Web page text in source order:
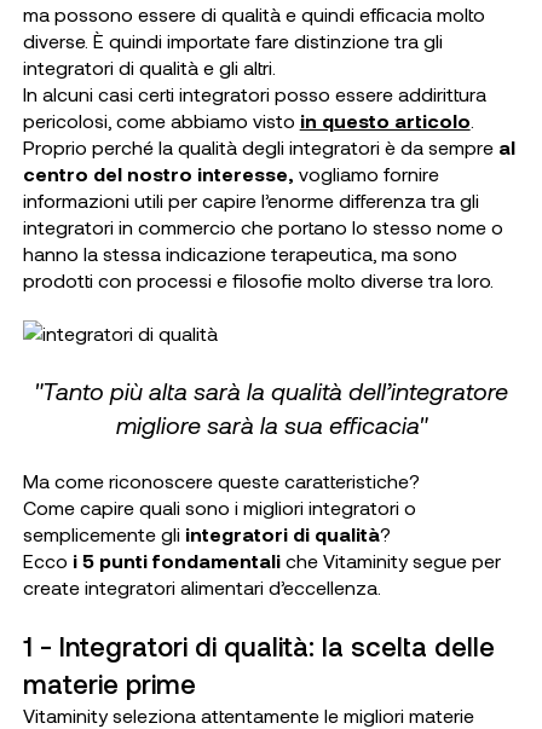
ma possono essere di qualità e quindi efficacia molto
diverse. È quindi importate fare distinzione tra gli
integratori di qualità e gli altri.
In alcuni casi certi integratori posso essere addirittura
pericolosi, come abbiamo visto in questo articolo
Proprio perché la qualità degli integratori è da sempre al
centro del nostro interesse, vogliamo fornire
informazioni utili per capire l’enorme differenza tra gli
integratori in commercio che portano lo stesso nome o
hanno la stessa indicazione terapeutica, ma sono
prodotti con processi e filosofie molto diverse tra loro.
"Tanto più alta sarà la qualità dell’integratore
migliore sarà la sua efficacia"
Ma come riconoscere queste caratteristiche?
Come capire quali sono i migliori integratori o
semplicemente gli integratori di qualità?
Ecco i 5 punti fondamentaliche Vitaminity segue per
create integratori alimentari d’eccellenza.
1 - Integratori di qualità: la scelta delle
materie prime
Vitaminity seleziona attentamente le migliori materie